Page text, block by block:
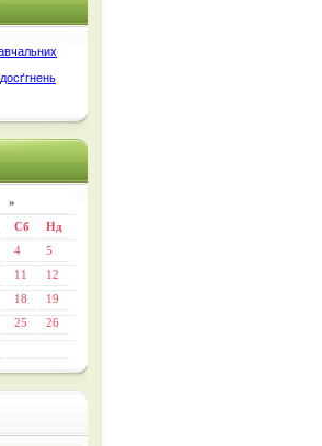
»
Сб
Нд
4
5
11
12
18
19
25
26